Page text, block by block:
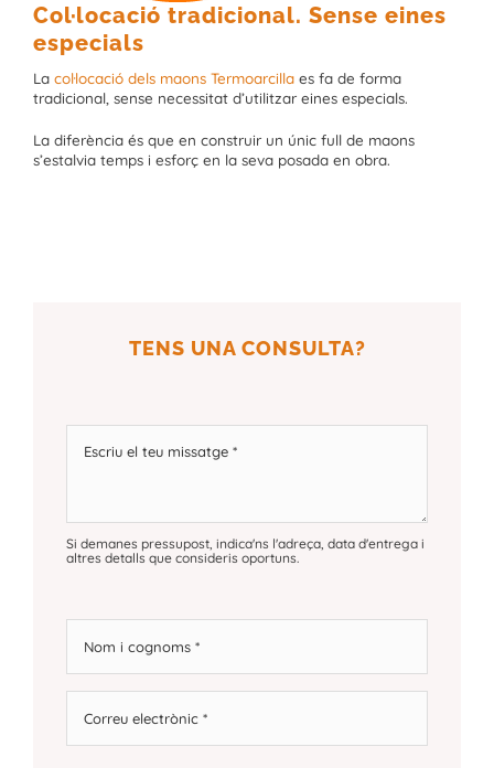
Col·locació tradicional. Sense eines
especials
La col·locació dels maons Termoarcilla es fa de forma
tradicional, sense necessitat d’utilitzar eines especials.
La diferència és que en construir un únic full de maons
s’estalvia temps i esforç en la seva posada en obra.
TENS UNA CONSULTA?
Si demanes pressupost, indica'ns l'adreça, data d'entrega i
altres detalls que consideris oportuns.